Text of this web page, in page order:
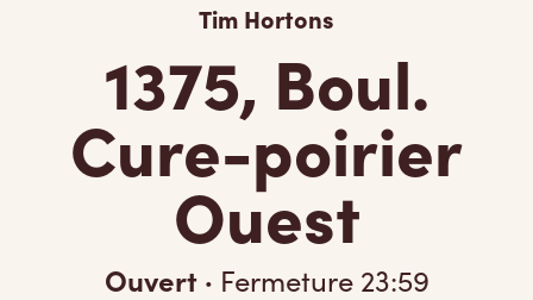
Tim Hortons
1375, Boul.
Cure-poirier
Ouest
Ouvert · Fermeture 23:59